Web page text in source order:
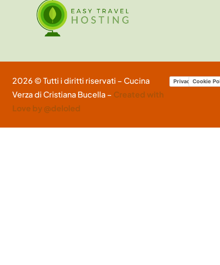
2026 © Tutti i diritti riservati – Cucina
Verza di Cristiana Bucella – Created with
Love by @deloled
Privacy Policy
Cookie